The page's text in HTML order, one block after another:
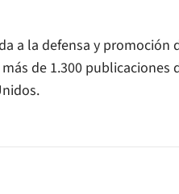
a la defensa y promoción
de 1.300 publicaciones